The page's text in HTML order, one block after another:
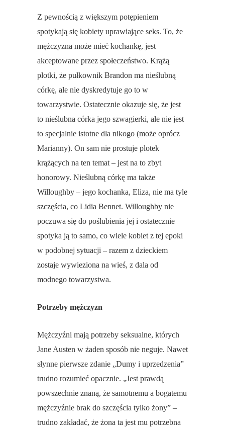
Z pewnością z większym potępieniem
spotykają się kobiety uprawiające seks. To, że
mężczyzna może mieć kochankę, jest
akceptowane przez społeczeństwo. Krążą
plotki, że pułkownik Brandon ma nieślubną
córkę, ale nie dyskredytuje go to w
towarzystwie. Ostatecznie okazuje się, że jest
to nieślubna córka jego szwagierki, ale nie jest
to specjalnie istotne dla nikogo (może oprócz
Marianny). On sam nie prostuje plotek
krążących na ten temat – jest na to zbyt
honorowy. Nieślubną córkę ma także
Willoughby – jego kochanka, Eliza, nie ma tyle
szczęścia, co Lidia Bennet. Willoughby nie
poczuwa się do poślubienia jej i ostatecznie
spotyka ją to samo, co wiele kobiet z tej epoki
w podobnej sytuacji – razem z dzieckiem
zostaje wywieziona na wieś, z dala od
modnego towarzystwa.
Potrzeby mężczyzn
Mężczyźni mają potrzeby seksualne, których
Jane Austen w żaden sposób nie neguje. Nawet
słynne pierwsze zdanie „Dumy i uprzedzenia”
trudno rozumieć opacznie. „Jest prawdą
powszechnie znaną, że samotnemu a bogatemu
mężczyźnie brak do szczęścia tylko żony” –
trudno zakładać, że żona ta jest mu potrzebna